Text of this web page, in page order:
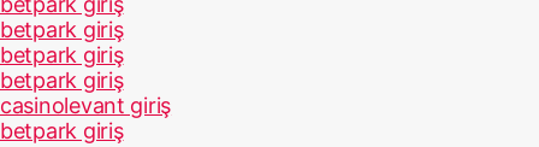
betpark giriş
betpark giriş
betpark giriş
casinolevant giriş
betpark giriş